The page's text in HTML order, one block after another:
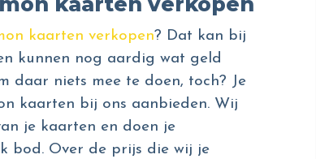
kaarten verkopen? Dat kan bij
kunnen nog aardig wat geld
daar niets mee te doen, toch? Je
kaarten bij ons aanbieden. Wij
je kaarten en doen je
bod. Over de prijs die wij je